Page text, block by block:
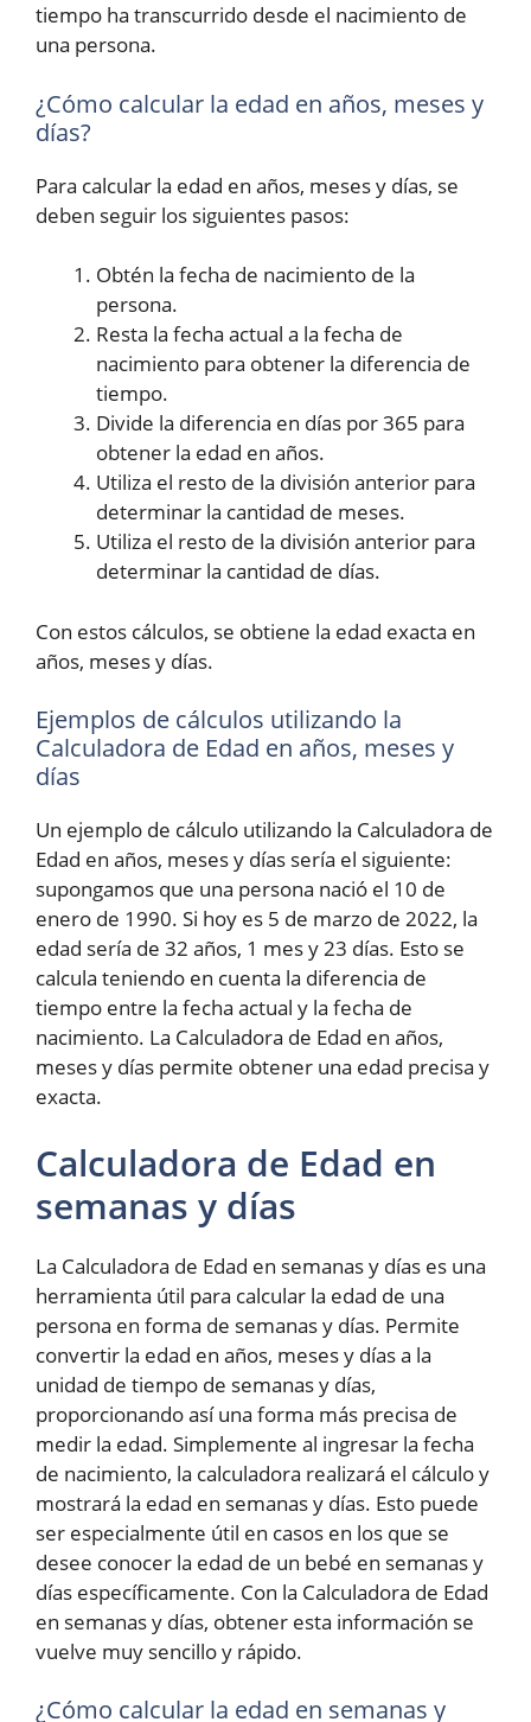
tiempo ha transcurrido desde el nacimiento de
una persona.
¿Cómo calcular la edad en años, meses y
días?
Para calcular la edad en años, meses y días, se
deben seguir los siguientes pasos:
Obtén la fecha de nacimiento de la
persona.
Resta la fecha actual a la fecha de
nacimiento para obtener la diferencia de
tiempo.
Divide la diferencia en días por 365 para
obtener la edad en años.
Utiliza el resto de la división anterior para
determinar la cantidad de meses.
Utiliza el resto de la división anterior para
determinar la cantidad de días.
Con estos cálculos, se obtiene la edad exacta en
años, meses y días.
Ejemplos de cálculos utilizando la
Calculadora de Edad en años, meses y
días
Un ejemplo de cálculo utilizando la Calculadora de
Edad en años, meses y días sería el siguiente:
supongamos que una persona nació el 10 de
enero de 1990. Si hoy es 5 de marzo de 2022, la
edad sería de 32 años, 1 mes y 23 días. Esto se
calcula teniendo en cuenta la diferencia de
tiempo entre la fecha actual y la fecha de
nacimiento. La Calculadora de Edad en años,
meses y días permite obtener una edad precisa y
exacta.
Calculadora de Edad en
semanas y días
La Calculadora de Edad en semanas y días es una
herramienta útil para calcular la edad de una
persona en forma de semanas y días. Permite
convertir la edad en años, meses y días a la
unidad de tiempo de semanas y días,
proporcionando así una forma más precisa de
medir la edad. Simplemente al ingresar la fecha
de nacimiento, la calculadora realizará el cálculo y
mostrará la edad en semanas y días. Esto puede
ser especialmente útil en casos en los que se
desee conocer la edad de un bebé en semanas y
días específicamente. Con la Calculadora de Edad
en semanas y días, obtener esta información se
vuelve muy sencillo y rápido.
¿Cómo calcular la edad en semanas y